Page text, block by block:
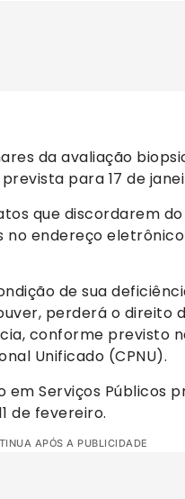
da avaliação
para 17 de
que discordarem
endereço
de sua
perderá o direito
conforme previsto
Unificado (CPNU).
Serviços Públicos
de fevereiro.
APÓS A PUBLICIDADE